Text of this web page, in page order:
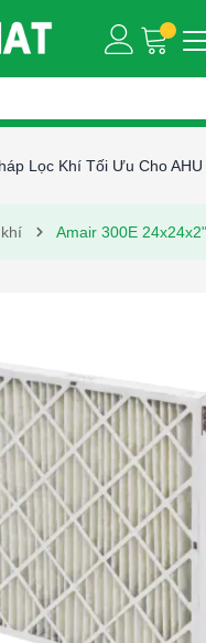
Lọc Khí Tối Ưu Cho
Amair 300E 24x24x2"